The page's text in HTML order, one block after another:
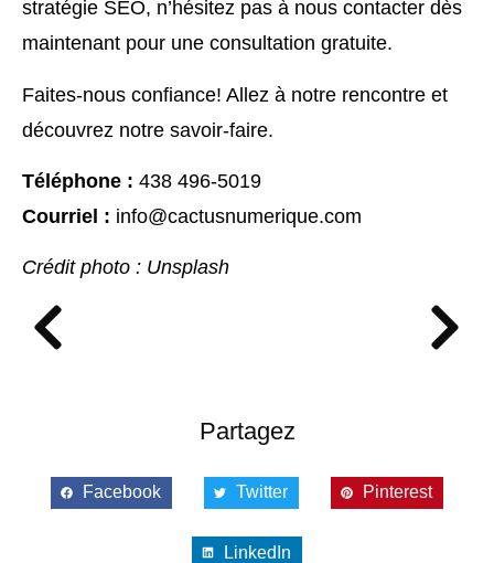
stratégie SEO, n’hésitez pas à nous contacter dès
maintenant pour une consultation gratuite.
Faites-nous confiance! Allez à notre rencontre et
découvrez notre savoir-faire.
Téléphone : 438 496-5019
Courriel : info@cactusnumerique.com
Crédit photo : Unsplash
Partagez
Facebook Twitter Pinterest
LinkedIn